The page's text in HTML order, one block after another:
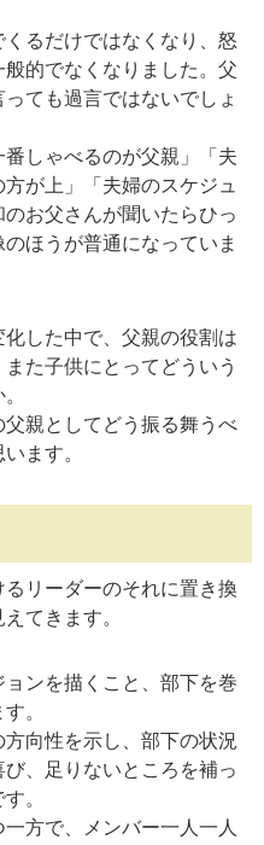
るだけではなくなり、怒
的でなくなりました。父
ても過言ではないでしょ
番しゃべるのが父親」「夫
が上」「夫婦のスケジュ
お父さんが聞いたらひっ
ほうが普通になっていま
した中で、父親の役割は
た子供にとってどういう
親としてどう振る舞うべ
ます。
リーダーのそれに置き換
てきます。
ンを描くこと、部下を巻
。
向性を示し、部下の状況
、足りないところを補っ
。
方で、メンバー一人一人